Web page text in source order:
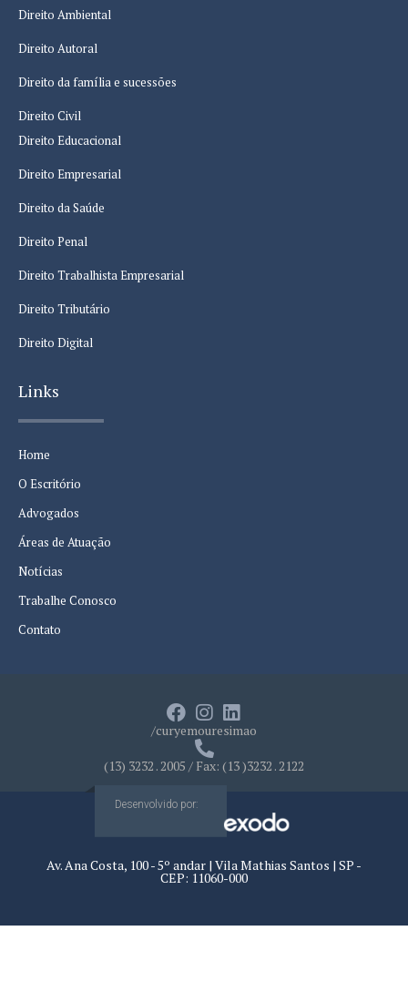
Direito Ambiental
Direito Autoral
Direito da família e sucessões
Direito Civil
Direito Educacional
Direito Empresarial
Direito da Saúde
Direito Penal
Direito Trabalhista Empresarial
Direito Tributário
Direito Digital
Links
Home
O Escritório
Advogados
Áreas de Atuação
Notícias
Trabalhe Conosco
Contato
/curyemouresimao
(13) 3232 . 2005 / Fax: (13 )3232 . 2122
Desenvolvido por:
Av. Ana Costa, 100 - 5º andar | Vila Mathias Santos | SP -
CEP: 11060-000